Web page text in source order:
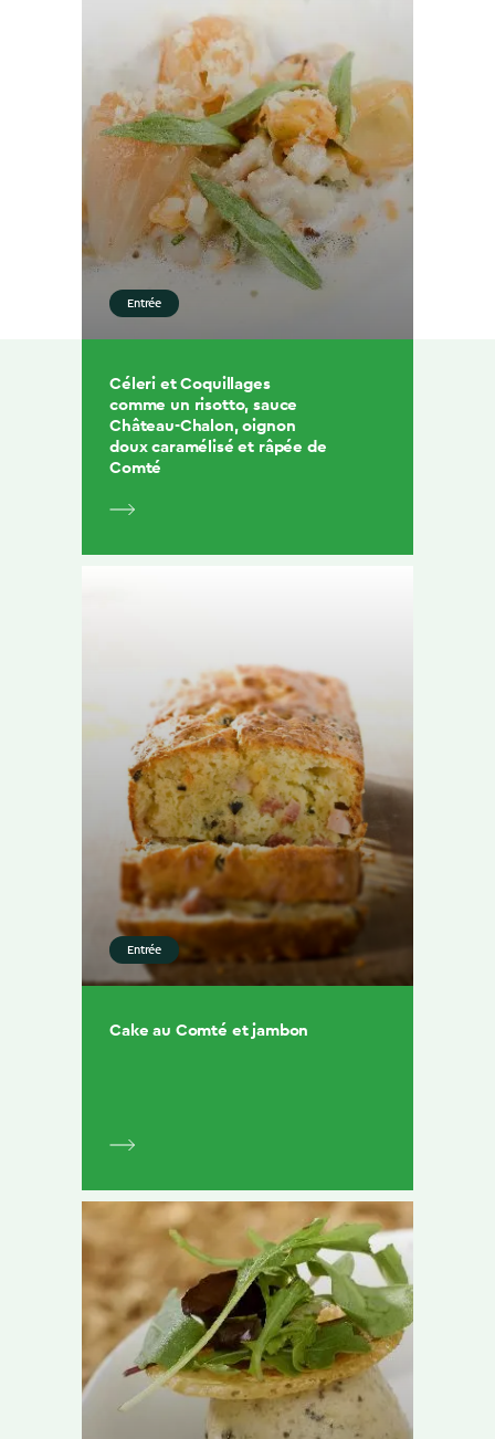
Entrée
Céleri et Coquillages
comme un risotto, sauce
Château-Chalon, oignon
doux caramélisé et râpée de
Comté
Entrée
Cake au Comté et jambon